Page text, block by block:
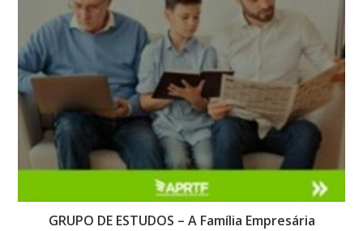
GRUPO DE ESTUDOS – A Família Empresária